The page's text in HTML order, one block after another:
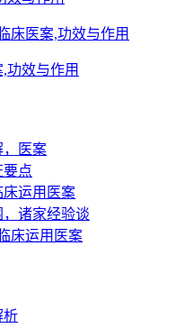
功效与作用
，医案
点
运用医案
诸家经验谈
床运用医案
析